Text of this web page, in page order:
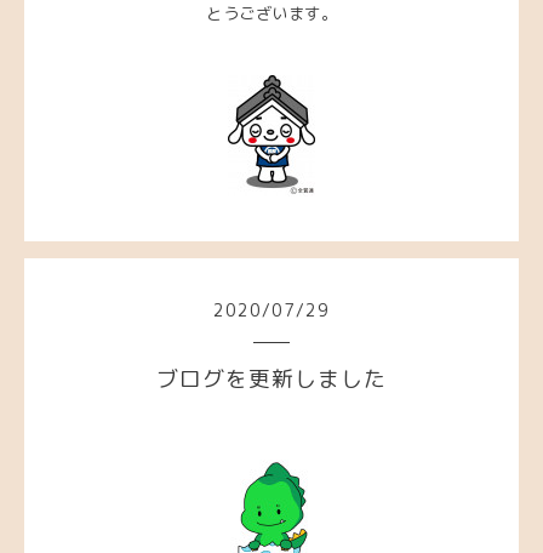
とうございます。
2020/07/29
ブログを更新しました